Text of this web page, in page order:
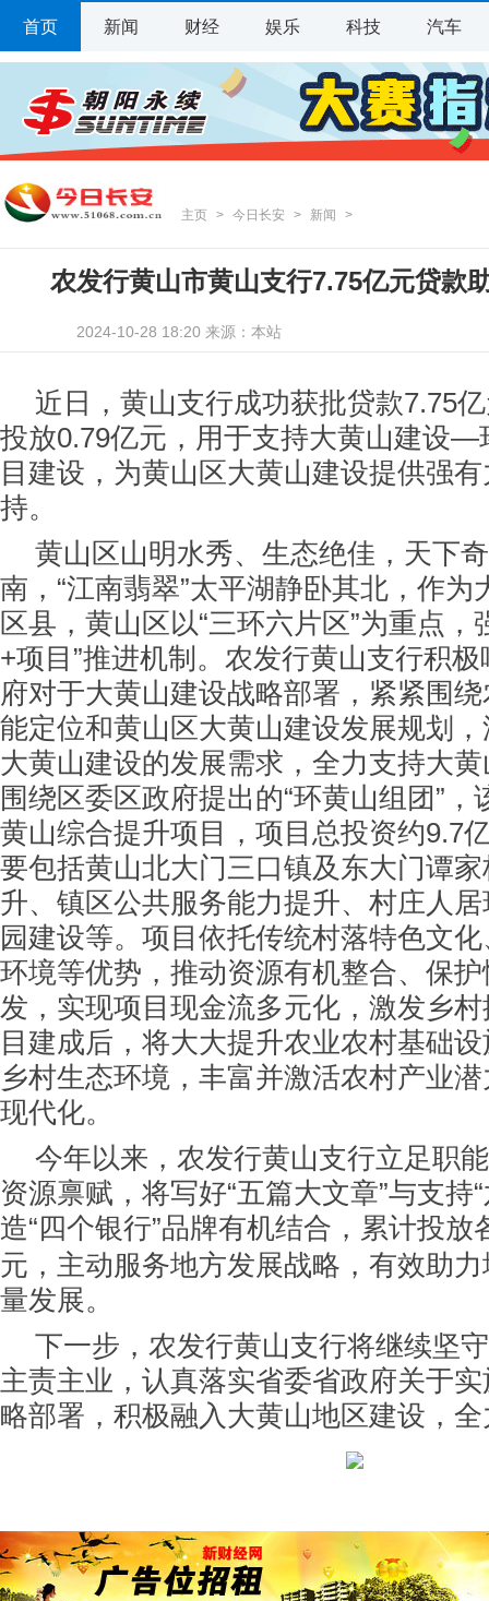
首页 新闻 财经 娱乐 科技 汽车
主页 > 今日长安 > 新闻 >
农发行黄山市黄山支行7.75亿元贷款
2024-10-28 18:20 来源：本站
近日，黄山支行成功获批贷款7.75
投放0.79亿元，用于支持大黄山建设—
目建设，为黄山区大黄山建设提供强
持。
黄山区山明水秀、生态绝佳，天下
南，“江南翡翠”太平湖静卧其北，作为
区县，黄山区以“三环六片区”为重点，
+项目”推进机制。农发行黄山支行积
府对于大黄山建设战略部署，紧紧围
能定位和黄山区大黄山建设发展规划
大黄山建设的发展需求，全力支持大
围绕区委区政府提出的“环黄山组团”
黄山综合提升项目，项目总投资约9.7
要包括黄山北大门三口镇及东大门谭
升、镇区公共服务能力提升、村庄人
园建设等。项目依托传统村落特色文
环境等优势，推动资源有机整合、保
发，实现项目现金流多元化，激发乡
目建成后，将大大提升农业农村基础
乡村生态环境，丰富并激活农村产业
现代化。
今年以来，农发行黄山支行立足职
资源禀赋，将写好“五篇大文章”与支持
造“四个银行”品牌有机结合，累计投放
元，主动服务地方发展战略，有效助
量发展。
下一步，农发行黄山支行将继续坚
主责主业，认真落实省委省政府关于实
略部署，积极融入大黄山地区建设，